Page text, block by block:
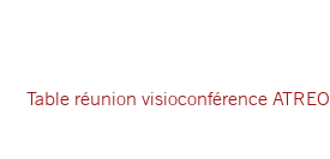
Table réunion visioconférence ATREO